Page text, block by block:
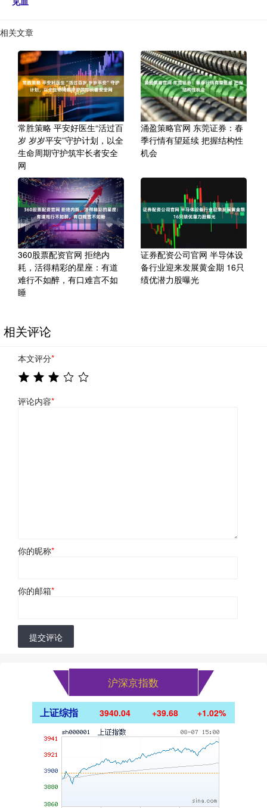
相关文章
常胜策略 平安好医生“活过百
岁 岁岁平安”守护计划，以全
生命周期守护筑牢长者安全
网
涌盈策略官网 东莞证券：春
季行情有望延续 把握结构性
机会
360股票配资官网 拒绝内
耗，活得精彩的星座：有道
难行不如醉，有口难言不如
睡
证券配资公司官网 半导体设
备行业迎来发展黄金期 16只
绩优潜力股曝光
相关评论
本文评分*
评论内容*
你的昵称*
你的邮箱*
提交评论
沪深京指数
上证综指 3940.04 +39.68 +1.02%